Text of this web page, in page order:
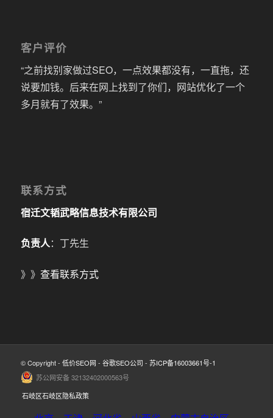
客户评价
“之前找别家做过SEO，一点效果都没有，一直拖，还
说要加钱。后来在网上找到了你们，网站优化了一个
多月就有了效果。”
联系方式
宿迁文韬武略信息技术有限公司
负责人：丁先生
》》 查看联系方式
© Copyright - 低价SEO网 - 谷歌SEO公司 - 苏ICP备16003661号-1
苏公网安备 32132402000563号
石岐区石岐区隐私政策